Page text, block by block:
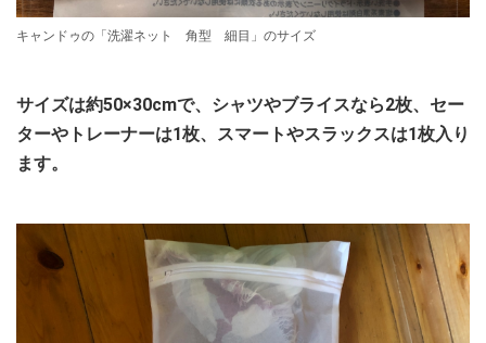
キャンドゥの「洗濯ネット 角型 細目」のサイズ
サイズは約50×30cmで、シャツやブライスなら2枚、セー
ターやトレーナーは1枚、スマートやスラックスは1枚入り
ます。